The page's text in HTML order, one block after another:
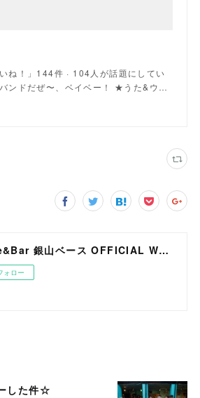
ね！」144件 · 104人が話題にしてい
ンドだぜ〜、ベイベー！ ★うた&ウ…
Cafe&Bar 銀山ベース OFFICIAL WEB SITE
ォロー
した件☆